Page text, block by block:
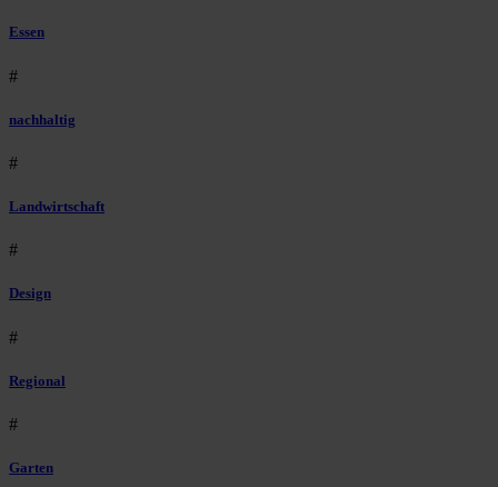
Essen
#
nachhaltig
#
Landwirtschaft
#
Design
#
Regional
#
Garten